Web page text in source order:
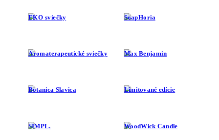
EKO sviečky SoapHoria
Aromaterapeutické sviečky Max Benjamin
Botanica Slavica Limitované edície
SIMPL. WoodWick Candle